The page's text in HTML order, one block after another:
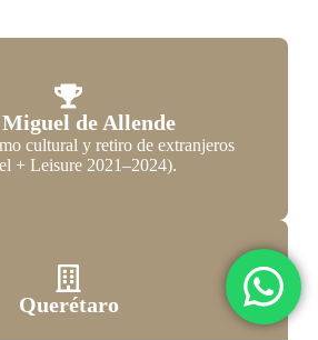
Miguel de Allende
cultural y retiro de extranjeros
+ Leisure 2021–2024).
Querétaro